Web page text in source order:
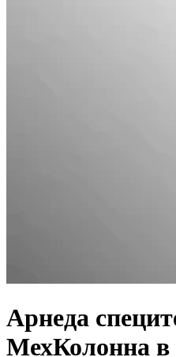
Арнеда
МехКолонна